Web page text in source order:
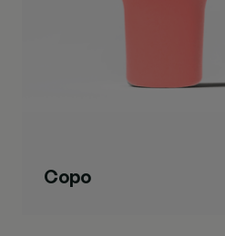
Copo